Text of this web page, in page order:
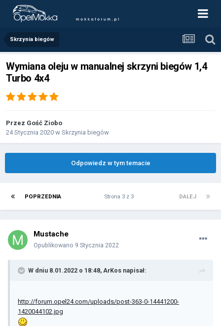
Skrzynia biegów
Wymiana oleju w manualnej skrzyni biegów 1,4
Turbo 4x4
Przez Gość Ziobo
24 Stycznia 2020 w Skrzynia biegów
Odpowiedz w tym temacie
POPRZEDNIA DALEJ
Strona 3 z 3
Mustache
Opublikowano 9 Stycznia 2022
W dniu 8.01.2022 o 18:48, ArKos napisał:
http://forum.opel24.com/uploads/post-363-0-14441200-
1420044102.jpg